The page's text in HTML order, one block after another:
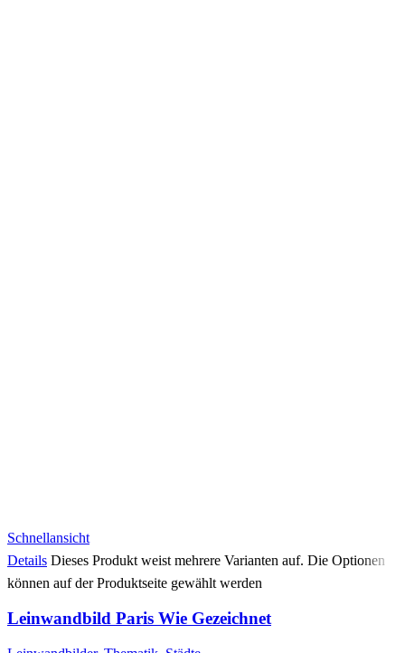
Schnellansicht
Details Dieses Produkt weist mehrere Varianten auf. Die Optionen
können auf der Produktseite gewählt werden
Leinwandbild Paris Wie Gezeichnet